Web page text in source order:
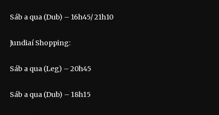
Sáb a qua (Dub) – 16h45/ 21h10
Jundiaí Shopping:
Sáb a qua (Leg) – 20h45
Sáb a qua (Dub) – 18h15